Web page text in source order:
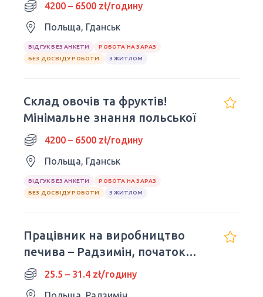
4200 – 6500 zł/годину
Польща, Гданськ
ВІДГУК БЕЗ АНКЕТИ
РОБОТА НА ЗАРАЗ
БЕЗ ДОСВІДУ РОБОТИ
З ЖИТЛОМ
Склад овочів та фруктів!
Мінімальне знання польської
4200 – 6500 zł/годину
Польща, Гданськ
ВІДГУК БЕЗ АНКЕТИ
РОБОТА НА ЗАРАЗ
БЕЗ ДОСВІДУ РОБОТИ
З ЖИТЛОМ
Працівник на виробництво
печива – Радзимін, початок
роботи негайно
25.5 – 31.4 zł/годину